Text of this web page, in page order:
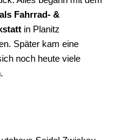
Fahrrad- &
in Planitz
Später kam eine
noch heute viele